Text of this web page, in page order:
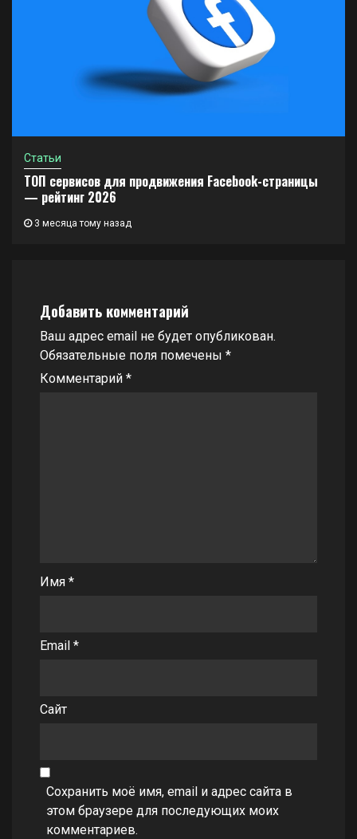
Статьи
ТОП сервисов для продвижения Facebook-страницы
— рейтинг 2026
3 месяца тому назад
Добавить комментарий
Ваш адрес email не будет опубликован.
Обязательные поля помечены *
Комментарий *
Имя *
Email *
Сайт
Сохранить моё имя, email и адрес сайта в
этом браузере для последующих моих
комментариев.